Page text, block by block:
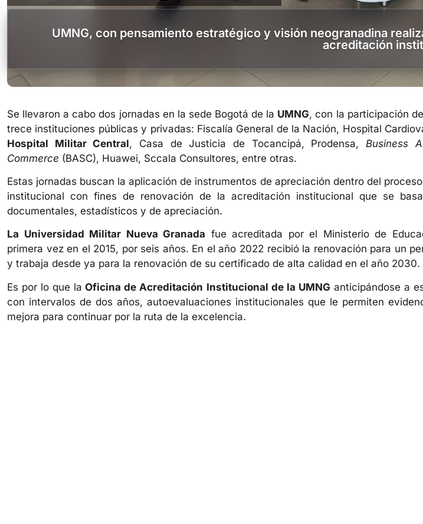
UMNG, con pensamiento estratégico y visión neogranadina
acreditación
Se llevaron a cabo dos jornadas en la sede Bogotá de la UMNG, con la participación
trece instituciones públicas y privadas: Fiscalía General de la Nación, Hospital
Hospital Militar Central, Casa de Justicia de Tocancipá, Prodensa, Business
Commerce (BASC), Huawei, Sccala Consultores, entre otras.
Estas jornadas buscan la aplicación de instrumentos de apreciación dentro del
institucional con fines de renovación de la acreditación institucional que se
documentales, estadísticos y de apreciación.
La Universidad Militar Nueva Granada fue acreditada por el Ministerio de
primera vez en el 2015, por seis años. En el año 2022 recibió la renovación para un
y trabaja desde ya para la renovación de su certificado de alta calidad en el año 2030.
Es por lo que la Oficina de Acreditación Institucional de la UMNG anticipándose a
con intervalos de dos años, autoevaluaciones institucionales que le permiten
mejora para continuar por la ruta de la excelencia.